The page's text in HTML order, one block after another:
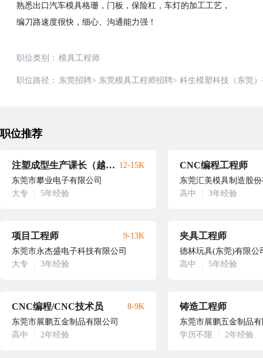
熟悉出口汽车模具格珊，门板，保险杠，车灯的加工工艺，
编刀路速度很快，细心、沟通能力强！
职位类别： 模具工程师
职位路径： 东莞招聘> 东莞模具工程师招聘> 科生模塑科技（东莞
职位推荐
注塑成型生产课长（越南上班）
东莞市攀业电子有限公司
大专
5年经验
12-15K CNC编程工程师
东莞汇美模具制造股
高中
3年经验
项目工程师
东莞市永杰盛电子科技有限公司
大专
3年经验
9-13K 夹具工程师
德林玩具(东莞)有限公
高中
5年经验
CNC编程/CNC技术员
东莞市展鹏五金制品有限公司
高中
2年经验
8-9K 铸造工程师
东莞市展鹏五金制品
学历不限
2年经验